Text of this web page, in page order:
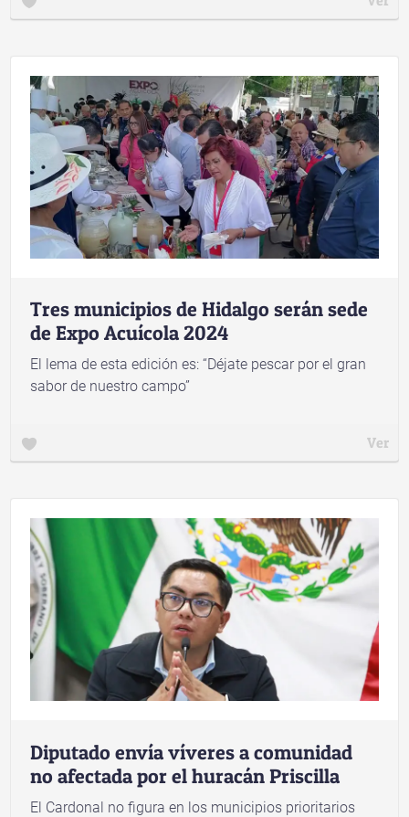
Tres municipios de Hidalgo serán sede
de Expo Acuícola 2024
El lema de esta edición es: “Déjate pescar por el gran
sabor de nuestro campo”
Ver
Diputado envía víveres a comunidad
no afectada por el huracán Priscilla
El Cardonal no figura en los municipios prioritarios